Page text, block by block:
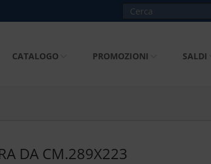
CATALOGO PROMOZIONI SALDI
DA CM.289X223